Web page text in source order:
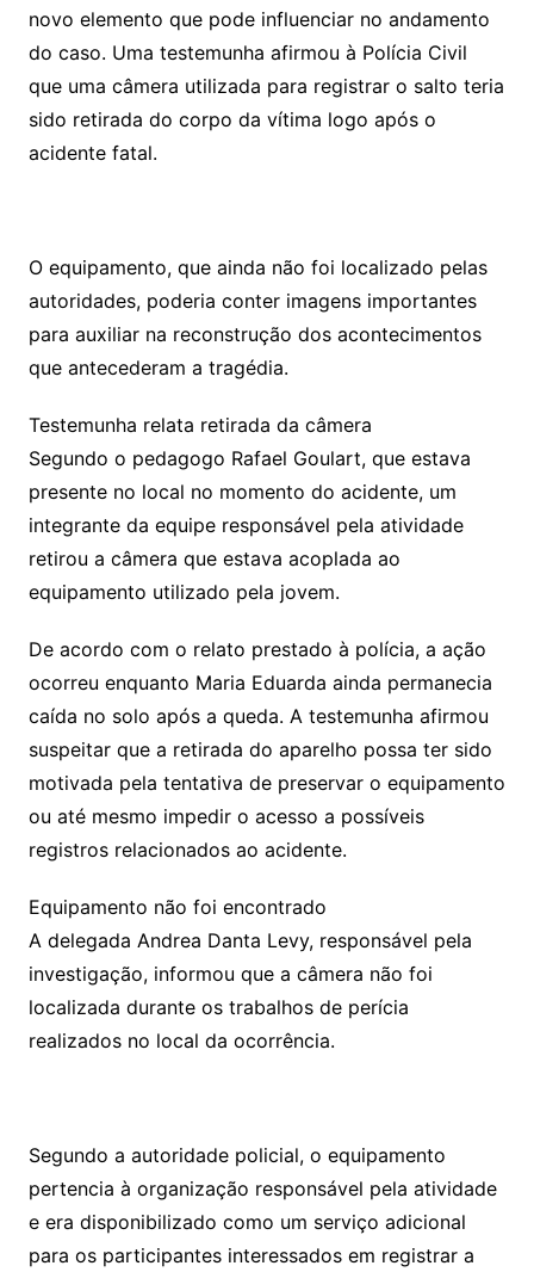
novo elemento que pode influenciar no andamento
do caso. Uma testemunha afirmou à Polícia Civil
que uma câmera utilizada para registrar o salto teria
sido retirada do corpo da vítima logo após o
acidente fatal.
O equipamento, que ainda não foi localizado pelas
autoridades, poderia conter imagens importantes
para auxiliar na reconstrução dos acontecimentos
que antecederam a tragédia.
Testemunha relata retirada da câmera
Segundo o pedagogo Rafael Goulart, que estava
presente no local no momento do acidente, um
integrante da equipe responsável pela atividade
retirou a câmera que estava acoplada ao
equipamento utilizado pela jovem.
De acordo com o relato prestado à polícia, a ação
ocorreu enquanto Maria Eduarda ainda permanecia
caída no solo após a queda. A testemunha afirmou
suspeitar que a retirada do aparelho possa ter sido
motivada pela tentativa de preservar o equipamento
ou até mesmo impedir o acesso a possíveis
registros relacionados ao acidente.
Equipamento não foi encontrado
A delegada Andrea Danta Levy, responsável pela
investigação, informou que a câmera não foi
localizada durante os trabalhos de perícia
realizados no local da ocorrência.
Segundo a autoridade policial, o equipamento
pertencia à organização responsável pela atividade
e era disponibilizado como um serviço adicional
para os participantes interessados em registrar a